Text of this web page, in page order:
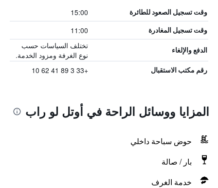
وقت تسجيل الصعود للطائرة 15:00
وقت تسجيل المغادرة 11:00
الدفع والإلغاء
تختلف السياسات حسب
نوع الغرفة ومزود الخدمة.
رقم مكتب الاستقبال +33 3 89 41 62 10
المزايا ووسائل الراحة في أوتل لو راب
حوض سباحة داخلي
بار / صالة
خدمة الغرف